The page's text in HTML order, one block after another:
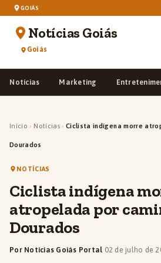
GOIÁS
Notícias Goiás
Goiás
Notícias Marketing
Início › Notícias › Ciclista indígena morre
Dourados
NOTÍCIAS
Ciclista indígena
atropelada por
Dourados
Por Notícias Goiás Portal· 02 de julho de